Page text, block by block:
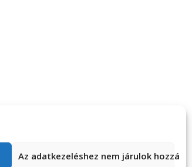
Az adatkezeléshez nem járulok hozzá